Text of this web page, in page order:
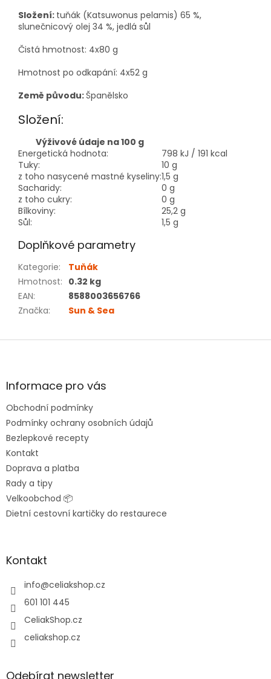
Složení: tuňák (Katsuwonus pelamis) 65 %,
slunečnicový olej 34 %, jedlá sůl
Čistá hmotnost: 4x80 g
Hmotnost po odkapání: 4x52 g
Země původu:Španělsko
Složení:
Výživové údaje na 100 g
Energetická hodnota:
798 kJ / 191 kcal
Tuky:
10 g
z toho nasycené mastné kyseliny:1,5 g
Sacharidy:
0 g
z toho cukry:
0 g
Bílkoviny:
25,2 g
Sůl:
1,5 g
Doplňkové parametry
Kategorie:
Tuňák
Hmotnost: 0.32 kg
EAN:
8588003656766
Značka: Sun & Sea
Z
aInformace pro vás
Obchodní podmínky
Podmínky ochrany osobních údajů
Bezlepkové recepty
Kontakt
Doprava a platba
Rady a tipy
Velkoobchod 📦
Dietní cestovní kartičky do restaurece
Kontakt
info@celiakshop.cz
601 101 445
CeliakShop.cz
celiakshop.cz
Odebírat newsletter